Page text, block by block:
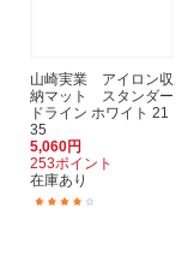
山崎実業 アイロン収
納マット スタンダー
ドライン ホワイト 21
35
5,060円
253ポイント
在庫あり